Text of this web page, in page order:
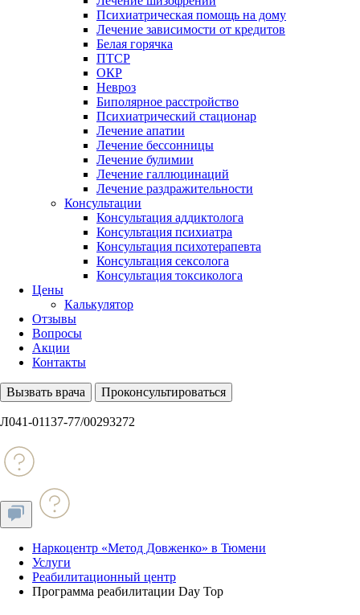
Психиатрическая помощь на дому
Лечение зависимости от кредитов
Белая горячка
ПТСР
ОКР
Невроз
Биполярное расстройство
Психиатрический стационар
Лечение апатии
Лечение бессонницы
Лечение булимии
Лечение галлюцинаций
Лечение раздражительности
Консультации
Консультация аддиктолога
Консультация психиатра
Консультация психотерапевта
Консультация сексолога
Консультация токсиколога
Цены
Калькулятор
Отзывы
Вопросы
Акции
Контакты
Вызвать врача Проконсультироваться
Л041-01137-77/00293272
Наркоцентр «Метод Довженко» в Тюмени
Услуги
Реабилитационный центр
Программа реабилитации Day Top